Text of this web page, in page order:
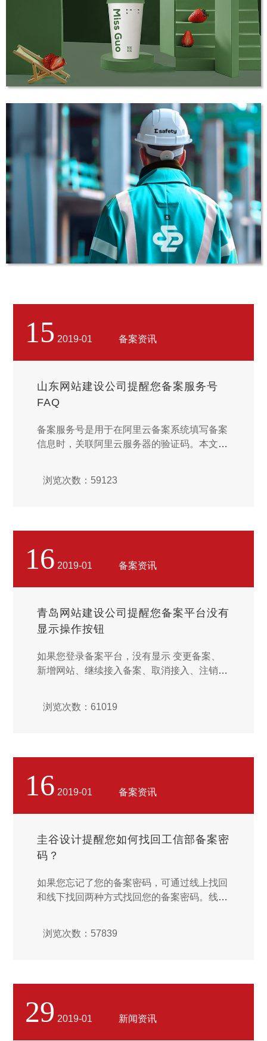
LOGO设计
奶茶品牌《郭小姐的茶》全新视觉｜每天一杯
好茶
奶茶店LOGO设计
Σ Safety
15 2019-01 备案资讯
山东网站建设公司提醒您备案服务号
FAQ
备案服务号是用于在阿里云备案系统填写备案
信息时，关联阿里云服务器的验证码。本文档
务号吗？阿里云虚拟主机以及云享主机可以申
机（锋云主机和翔云主机）通过 备案平台 申
浏览次数：59123
16 2019-01 备案资讯
青岛网站建设公司提醒您备案平台没有
显示操作按钮
如果您登录备案平台，没有显示 变更备案、
新增网站、继续接入备案、取消接入、注销备
有正在进行中的订单，需要将此订单完成或者
看 各省管局规则。 ...
浏览次数：61019
16 2019-01 备案资讯
圭谷设计提醒您如何找回工信部备案密
码？
如果您忘记了您的备案密码，可通过线上找回
和线下找回两种方式找回您的备案密码。线上
市通信管理局 找回备案密码 页面。可以通过
浏览次数：57839
29 2019-01 新闻资讯